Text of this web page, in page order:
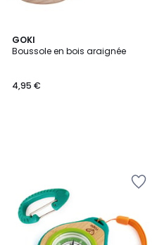
GOKI
Boussole en bois araignée
€.
4,95 €